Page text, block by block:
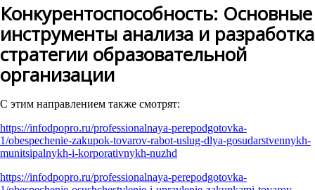
Конкурентоспособность: Основные
инструменты анализа и разработка
стратегии образовательной
организации
С этим направлением также смотрят:
https://infodpopro.ru/professionalnaya-perepodgotovka-
1/obespechenie-zakupok-tovarov-rabot-uslug-dlya-gosudarstvennykh-
munitsipalnykh-i-korporativnykh-nuzhd
https://infodpopro.ru/professionalnaya-perepodgotovka-